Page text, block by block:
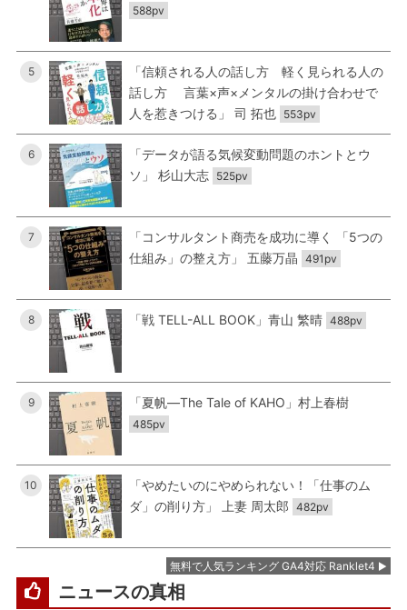
588pv
5
「信頼される人の話し方 軽く見られる人の
話し方 言葉×声×メンタルの掛け合わせで
人を惹きつける」 司 拓也 553pv
6
「データが語る気候変動問題のホントとウ
ソ」 杉山大志 525pv
7
「コンサルタント商売を成功に導く 「5つの
仕組み」の整え方」 五藤万晶 491pv
8 「戦 TELL-ALL BOOK」青山 繁晴 488pv
9 「夏帆―The Tale of KAHO」村上春樹
485pv
10
「やめたいのにやめられない！「仕事のム
ダ」の削り方」 上妻 周太郎 482pv
無料で人気ランキング GA4対応 Ranklet4
ニュースの真相